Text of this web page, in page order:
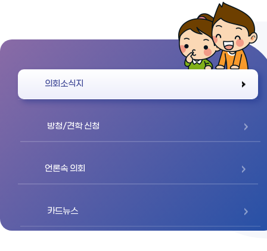
의회소식지
방청/견학 신청
언론속 의회
카드뉴스